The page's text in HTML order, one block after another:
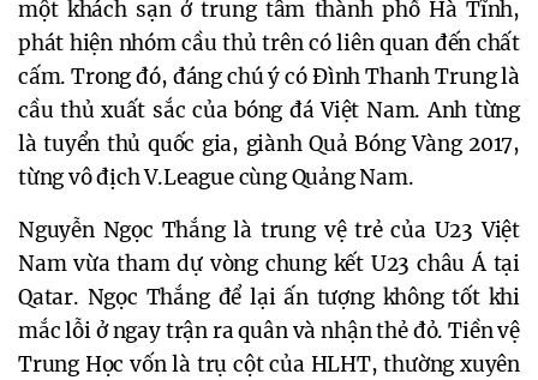
một khách sạn ở trung tâm thành phố Hà Tĩnh,
phát hiện nhóm cầu thủ trên có liên quan đến chất
cấm. Trong đó, đáng chú ý có Đình Thanh Trung là
cầu thủ xuất sắc của bóng đá Việt Nam. Anh từng
là tuyển thủ quốc gia, giành Quả Bóng Vàng 2017,
từng vô địch V.League cùng Quảng Nam.
Nguyễn Ngọc Thắng là trung vệ trẻ của U23 Việt
Nam vừa tham dự vòng chung kết U23 châu Á tại
Qatar. Ngọc Thắng để lại ấn tượng không tốt khi
mắc lỗi ở ngay trận ra quân và nhận thẻ đỏ. Tiền vệ
Trung Học vốn là trụ cột của HLHT, thường xuyên